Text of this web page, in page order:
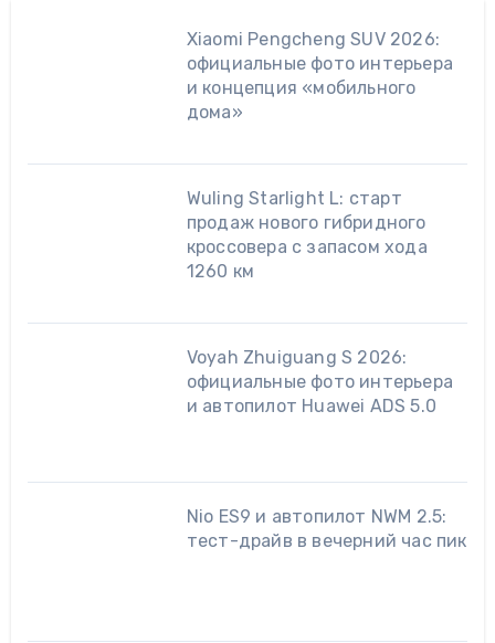
Xiaomi Pengcheng SUV 2026:
официальные фото интерьера
и концепция «мобильного
дома»
Wuling Starlight L: старт
продаж нового гибридного
кроссовера с запасом хода
1260 км
Voyah Zhuiguang S 2026:
официальные фото интерьера
и автопилот Huawei ADS 5.0
Nio ES9 и автопилот NWM 2.5:
тест-драйв в вечерний час пик